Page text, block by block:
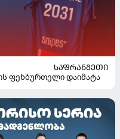
ᲡᲐᲤᲠᲐᲜᲒᲔᲗᲘ
ფეხბურთელი დაიმატა